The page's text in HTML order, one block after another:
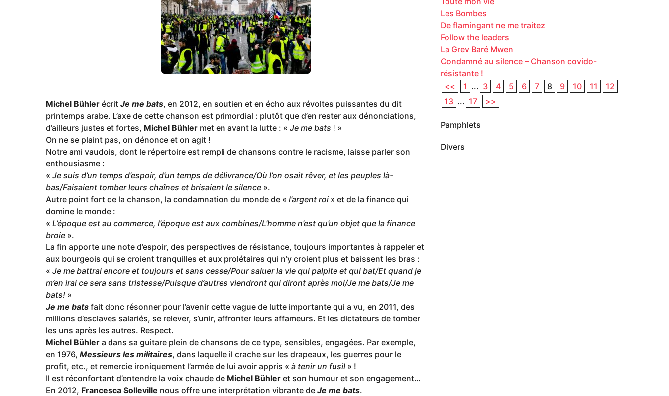
Michel Bühler écrit Je me bats, en 2012, en soutien et en écho aux révoltes puissantes du dit
printemps arabe. L’axe de cette chanson est primordial : plutôt que d’en rester aux dénonciations,
d’ailleurs justes et fortes, Michel Bühler met en avant la lutte : « Je me bats ! »
On ne se plaint pas, on dénonce et on agit !
Notre ami vaudois, dont le répertoire est rempli de chansons contre le racisme, laisse parler son
enthousiasme :
« Je suis d’un temps d’espoir, d’un temps de délivrance/Où l’on osait rêver, et les peuples là-
bas/Faisaient tomber leurs chaînes et brisaient le silence ».
Autre point fort de la chanson, la condamnation du monde de « l’argent roi » et de la finance qui
domine le monde :
« L’époque est au commerce, l’époque est aux combines/L’homme n’est qu’un objet que la finance
broie ».
La fin apporte une note d’espoir, des perspectives de résistance, toujours importantes à rappeler et
aux bourgeois qui se croient tranquilles et aux prolétaires qui n’y croient plus et baissent les bras :
« Je me battrai encore et toujours et sans cesse/Pour saluer la vie qui palpite et qui bat/Et quand je
m’en irai ce sera sans tristesse/Puisque d’autres viendront qui diront après moi/Je me bats/Je me
bats! »
Je me bats fait donc résonner pour l’avenir cette vague de lutte importante qui a vu, en 2011, des
millions d’esclaves salariés, se relever, s’unir, affronter leurs affameurs. Et les dictateurs de tomber
les uns après les autres. Respect.
Michel Bühler a dans sa guitare plein de chansons de ce type, sensibles, engagées. Par exemple,
en 1976, Messieurs les militaires, dans laquelle il crache sur les drapeaux, les guerres pour le
profit, etc., et remercie ironiquement l’armée de lui avoir appris « à tenir un fusil » !
Il est réconfortant d’entendre la voix chaude de Michel Bühler et son humour et son engagement…
En 2012, Francesca Solleville nous offre une interprétation vibrante de Je me bats.
Les Bombes
De flamingant ne me traitez
Follow the leaders
La Grev Baré Mwen
Condamné au silence – Chanson covido-
résistante !
<<
1 ... 3 4 5 6 7 8 9 10 11
12
13 ... 17 >>
Pamphlets
Divers